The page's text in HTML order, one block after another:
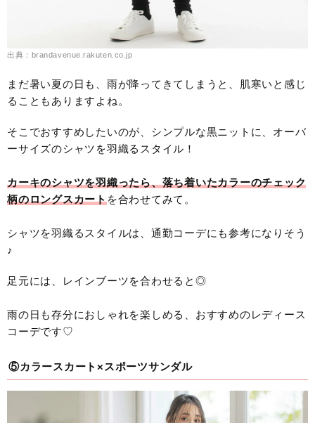
出典：brandavenue.rakuten.co.jp
まだ暑い夏の日も、雨が降ってきてしまうと、肌寒いと感じ
ることもありますよね。
そこでおすすめしたいのが、シンプルな黒ニットに、オーバ
ーサイズのシャツを羽織るスタイル！
カーキのシャツを羽織ったら、落ち着いたカラーのチェック
柄のロングスカートを合わせてみて。
シャツを羽織るスタイルは、通勤コーデにも参考になりそう
♪
足元には、レインブーツを合わせると◎
雨の日も存分におしゃれを楽しめる、おすすめのレディース
コーデです♡
⑤カラースカート×スポーツサンダル